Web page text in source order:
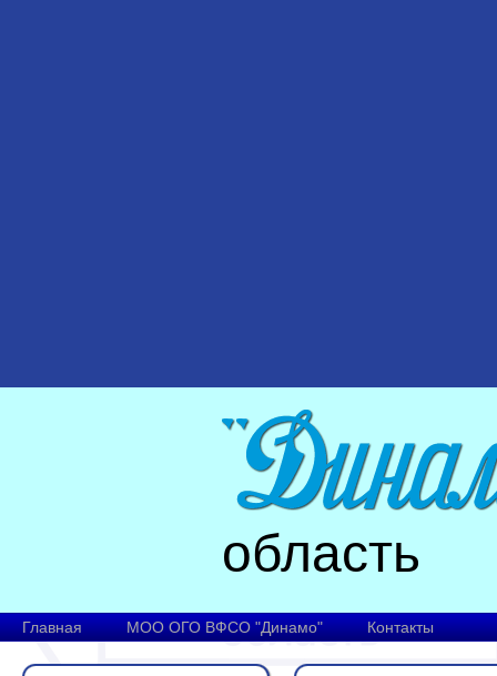
область
Главная МОО ОГО ВФСО "Динамо" Контакты